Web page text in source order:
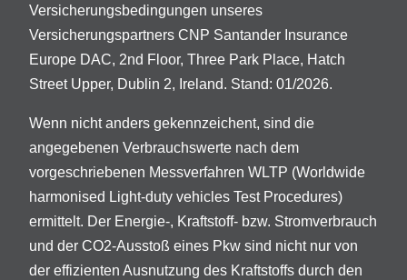
Versicherungsbedingungen unseres
Versicherungspartners CNP Santander Insurance
Europe DAC, 2nd Floor, Three Park Place, Hatch
Street Upper, Dublin 2, Ireland. Stand: 01/2026.
Wenn nicht anders gekennzeichent, sind die
angegebenen Verbrauchswerte nach dem
vorgeschriebenen Messverfahren WLTP (Worldwide
harmonised Light-duty vehicles Test Procedures)
ermittelt. Der Energie-, Kraftstoff- bzw. Stromverbrauch
und der CO2-Ausstoß eines Pkw sind nicht nur von
der effizienten Ausnutzung des Kraftstoffs durch den